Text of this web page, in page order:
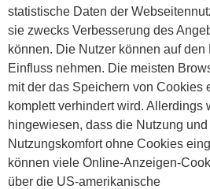
statistische Daten der
sie zwecks Verbesserung des
können. Die Nutzer können auf
Einfluss nehmen. Die meisten
mit der das Speichern von Cookies
komplett verhindert wird. Allerdings
hingewiesen, dass die Nutzung
Nutzungskomfort ohne Cookies
können viele Online-Anzeigen-
über die US-amerikanische